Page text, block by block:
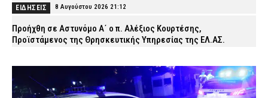
ΕΙΔΗΣΕΙΣ 8 Αυγούστου 2026 21:12
Προήχθη σε Αστυνόμο Α΄ ο π. Αλέξιος Κουρτέσης,
Προϊστάμενος της Θρησκευτικής Υπηρεσίας της ΕΛ.ΑΣ.
Νέα Φιλαδέλφεια: ΑΕΚ και Athens Kallithea τίμησαν τη μνήμη του
Μιχάλη Κατσουρή, τρία χρόνια μετά τη δολοφονία του (εικόνες)